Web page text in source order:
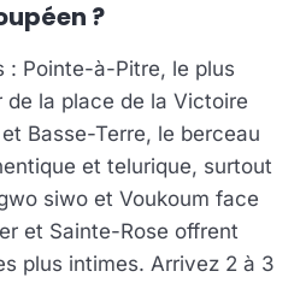
?
: Pointe-à-Pitre, le plus
la place de la Victoire
Basse-Terre, le berceau
et telurique, surtout
siwo et Voukoum face
et Sainte-Rose offrent
plus intimes. Arrivez 2 à 3